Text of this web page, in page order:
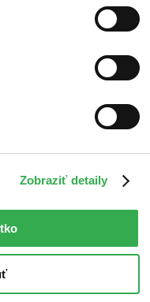
Zobraziť detaily
a Martin Hudec
príbeh muža, ktorý sa
sklade, máme však už iba